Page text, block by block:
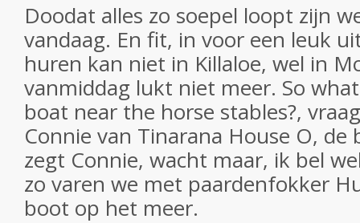
Doodat alles zo soepel loopt zijn
vandaag. En fit, in voor een leuk
huren kan niet in Killaloe, wel in
vanmiddag lukt niet meer. So
boat near the horse stables?,
Connie van Tinarana House O, de
zegt Connie, wacht maar, ik bel
zo varen we met paardenfokker
boot op het meer.